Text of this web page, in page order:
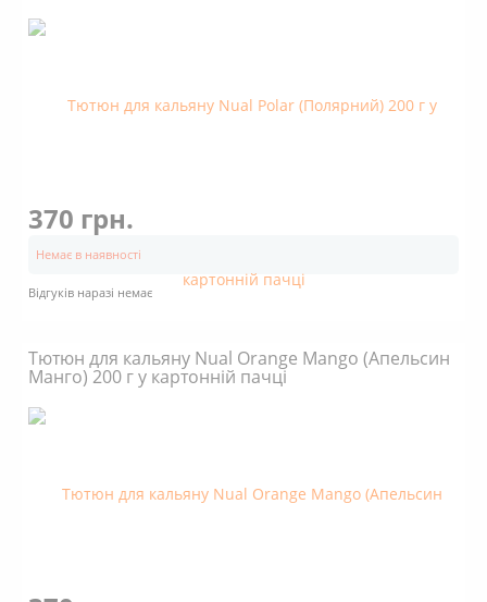
370 грн.
Немає в наявності
Відгуків наразі немає
Тютюн для кальяну Nual Orange Mango (Апельсин
Манго) 200 г у картонній пачці